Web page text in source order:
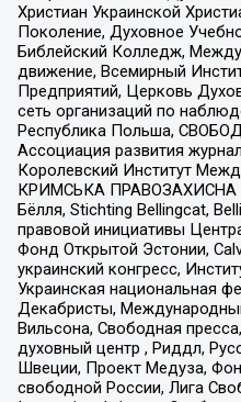
Христиан Украинской
Поколение, Духовное
Библейский Колледж,
движение, Всемирный
Предприятий, Церковь
сеть организаций по
Республика Польша,
Ассоциация развития
Королевский Институт
КРИМСЬКА ПРАВОЗАХИСНА
Бёлля, Stichting Bellingcat,
правовой инициативы
Фонд Открытой Эстонии,
украинский конгресс,
Украинская национальная
Декабристы,
Вильсона, Свободная
духовный центр , Риддл,
Швеции, Проект Медуза,
свободной России, Лига